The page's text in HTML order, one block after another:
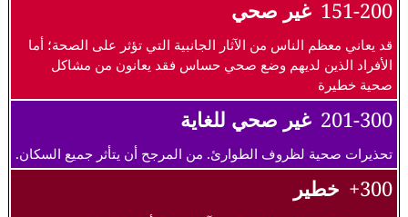
151-200 غير صحي
قد يعاني معظم الناس من الآثار الجانبية التي تؤثر على الصحة؛ أما
الأفراد الذين لديهم وضع صحي حساس فقد يعانون من مشاكل
صحية خطيرة
201-300 غير صحي للغاية
تحذيرات صحية لظروف الطوارئ. من المرجح أن يتأثر جميع السكان.
300+ خطير